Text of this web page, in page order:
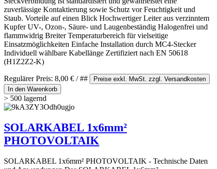
zuverlässige Kontaktierung sowie Schutz vor Feuchtigkeit und
Staub. Vorteile auf einen Blick Hochwertiger Leiter aus verzinntem
Kupfer UV-, Ozon-, Säure- und Laugenbeständig Halogenfrei und
flammwidrig Breiter Temperaturbereich für vielseitige
Einsatzmöglichkeiten Einfache Installation durch MC4-Stecker
Individuell wählbare Kabellänge Zertifiziert nach EN 50618
(H1Z2Z2-K)
Regulärer Preis: 8,00 € / ##
Preise exkl. MwSt. zzgl. Versandkosten
In den Warenkorb
> 500 lagernd
SOLARKABEL 1x6mm²
PHOTOVOLTAIK
SOLARKABEL 1x6mm² PHOTOVOLTAIK - Technische Daten